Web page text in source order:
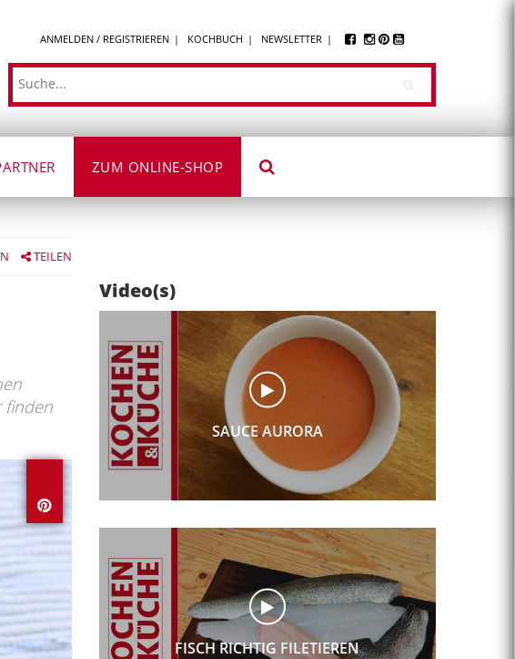
ANMELDEN / REGISTRIEREN KOCHBUCH NEWSLETTER
Suche
ZUM ONLINE-SHOP
TEILEN
finden
Video(s)
SAUCE AURORA
FISCH RICHTIG FILETIEREN